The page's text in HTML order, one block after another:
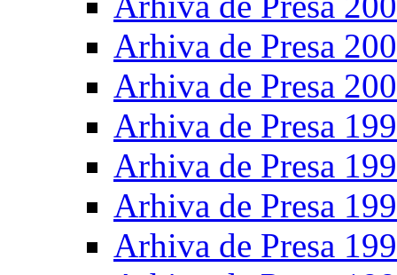
Arhiva de Presa
Arhiva de Presa
Arhiva de Presa
Arhiva de Presa
Arhiva de Presa
Arhiva de Presa